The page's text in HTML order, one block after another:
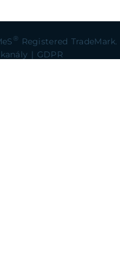
® Registered TradeMark.
| GDPR